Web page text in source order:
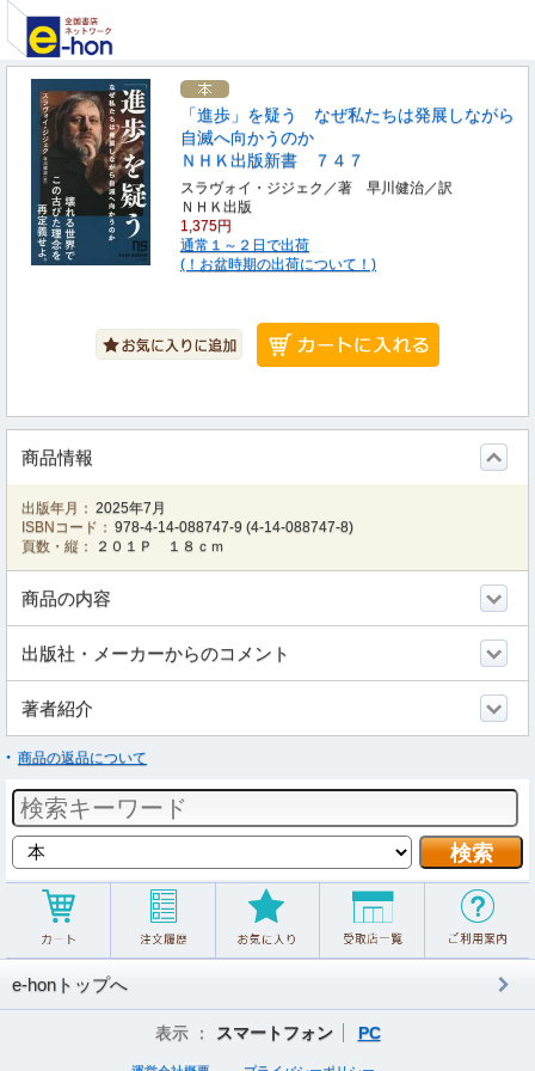
「進歩」を疑う なぜ私たちは発展しながら
自滅へ向かうのか
ＮＨＫ出版新書 ７４７
スラヴォイ・ジジェク／著 早川健治／訳
ＮＨＫ出版
1,375円
通常１～２日で出荷
(！お盆時期の出荷について！)
商品情報
出版年月： 2025年7月
ISBNコード： 978-4-14-088747-9 (4-14-088747-8)
頁数・縦：
２０１Ｐ １８ｃｍ
商品の内容
出版社・メーカーからのコメント
著者紹介
商品の返品について
e-honトップへ
表示 ： スマートフォン PC